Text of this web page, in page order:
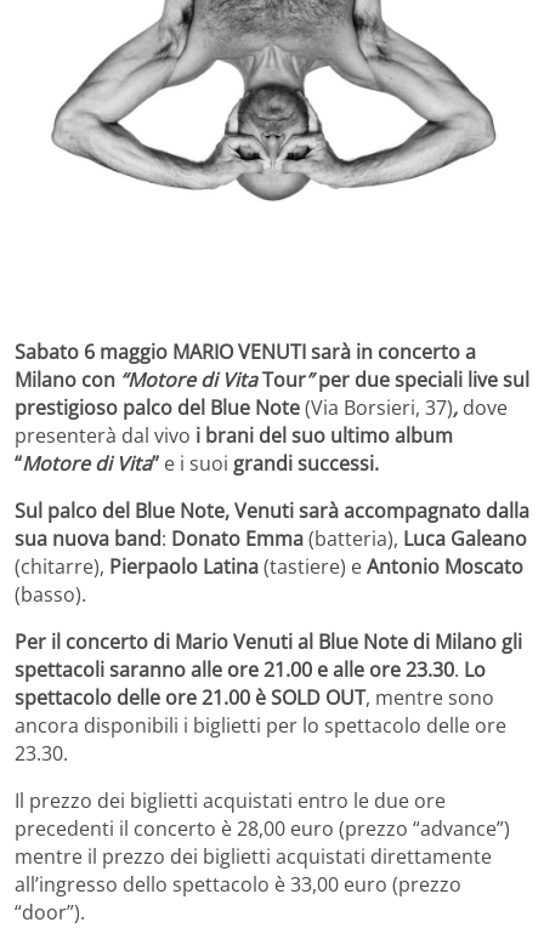
Sabato 6 maggio MARIO VENUTI sarà in concerto a
Milano con “Motore di VitaTour”per due speciali live sul
prestigioso palco del Blue Note(Via Borsieri, 37), dove
presenterà dal vivo i brani del suo ultimo album
“Motore di Vita” e i suoi grandi successi.
Sul palco del Blue Note, Venuti sarà accompagnato dalla
sua nuova band: Donato Emma(batteria), Luca Galeano
(chitarre), Pierpaolo Latina(tastiere) eAntonio Moscato
(basso).
Per il concerto di Mario Venuti al Blue Note di Milano gli
spettacoli saranno alle ore 21.00 e alle ore 23.30. Lo
spettacolo delle ore 21.00 è SOLD OUT, mentre sono
ancora disponibili i biglietti per lo spettacolo delle ore
23.30.
Il prezzo dei biglietti acquistati entro le due ore
precedenti il concerto è 28,00 euro (prezzo “advance”)
mentre il prezzo dei biglietti acquistati direttamente
all’ingresso dello spettacolo è 33,00 euro (prezzo
“door”).